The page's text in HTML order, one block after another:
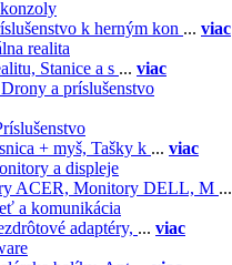
k herným kon ... viac
realita
Stanice a s ... viac
Drony a príslušenstvo
+ myš, Tašky k ... viac
a displeje
ACER, Monitory DELL, M ...
a komunikácia
adaptéry, ... viac